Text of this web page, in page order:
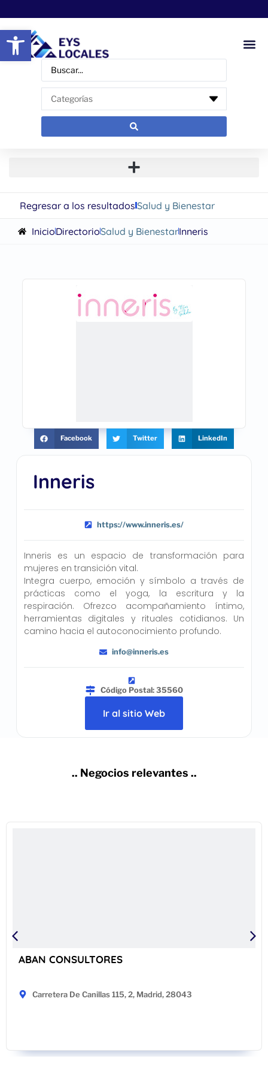
Abrir barra de herramientas
Regresar a los resultadosSalud y Bienestar
InicioDirectorioSalud y BienestarInneris
Inneris
https://www.inneris.es/
Inneris es un espacio de transformación para
mujeres en transición vital.
Integra cuerpo, emoción y símbolo a través de
prácticas como el yoga, la escritura y la
respiración. Ofrezco acompañamiento íntimo,
herramientas digitales y rituales cotidianos. Un
camino hacia el autoconocimiento profundo.
info@inneris.es
Código Postal: 35560
Ir al sitio Web
Facebook Twitter LinkedIn
.. Negocios relevantes ..
ABAN CONSULTORES
Carretera De Canillas 115, 2, Madrid, 28043